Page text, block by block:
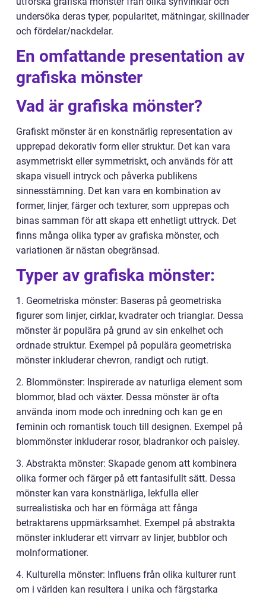
undersöka deras typer, popularitet, mätningar, skillnader
och fördelar/nackdelar.
En omfattande presentation av
grafiska mönster
Vad är grafiska mönster?
Grafiskt mönster är en konstnärlig representation av
upprepad dekorativ form eller struktur. Det kan vara
asymmetriskt eller symmetriskt, och används för att
skapa visuell intryck och påverka publikens
sinnesstämning. Det kan vara en kombination av
former, linjer, färger och texturer, som upprepas och
binas samman för att skapa ett enhetligt uttryck. Det
finns många olika typer av grafiska mönster, och
variationen är nästan obegränsad.
Typer av grafiska mönster:
1. Geometriska mönster: Baseras på geometriska
figurer som linjer, cirklar, kvadrater och trianglar. Dessa
mönster är populära på grund av sin enkelhet och
ordnade struktur. Exempel på populära geometriska
mönster inkluderar chevron, randigt och rutigt.
2. Blommönster: Inspirerade av naturliga element som
blommor, blad och växter. Dessa mönster är ofta
använda inom mode och inredning och kan ge en
feminin och romantisk touch till designen. Exempel på
blommönster inkluderar rosor, bladrankor och paisley.
3. Abstrakta mönster: Skapade genom att kombinera
olika former och färger på ett fantasifullt sätt. Dessa
mönster kan vara konstnärliga, lekfulla eller
surrealistiska och har en förmåga att fånga
betraktarens uppmärksamhet. Exempel på abstrakta
mönster inkluderar ett virrvarr av linjer, bubblor och
molnformationer.
4. Kulturella mönster: Influens från olika kulturer runt
om i världen kan resultera i unika och färgstarka